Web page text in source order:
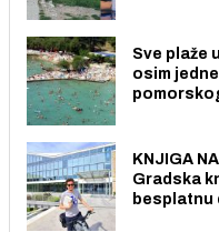
Sve plaže
osim
KNJIGA
Gradska
besplatnu